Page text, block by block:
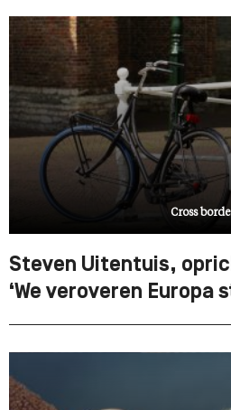
Cross
Steven Uitentuis,
‘We veroveren Europa